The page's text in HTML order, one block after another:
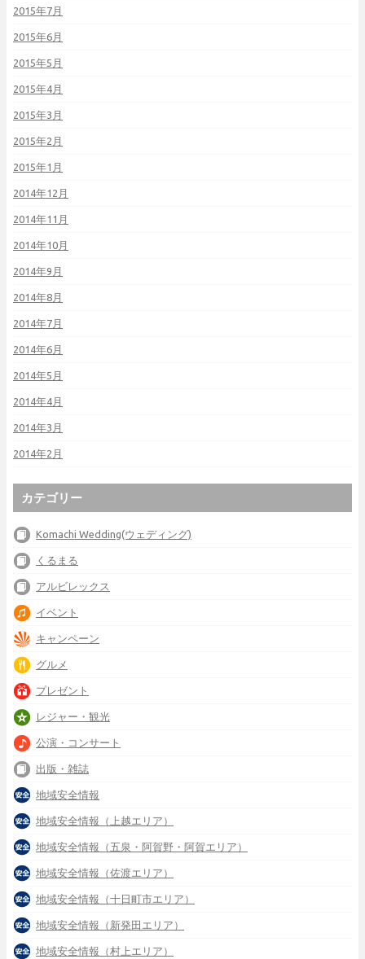
2015年7月
2015年6月
2015年5月
2015年4月
2015年3月
2015年2月
2015年1月
2014年12月
2014年11月
2014年10月
2014年9月
2014年8月
2014年7月
2014年6月
2014年5月
2014年4月
2014年3月
2014年2月
カテゴリー
Komachi Wedding(ウェディング)
くるまる
アルビレックス
イベント
キャンペーン
グルメ
プレゼント
レジャー・観光
公演・コンサート
出版・雑誌
地域安全情報
地域安全情報（上越エリア）
地域安全情報（五泉・阿賀野・阿賀エリア）
地域安全情報（佐渡エリア）
地域安全情報（十日町市エリア）
地域安全情報（新発田エリア）
地域安全情報（村上エリア）